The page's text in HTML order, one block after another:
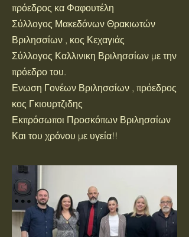
πρόεδρος κα Φαφουτέλη
Σύλλογος Μακεδόνων Θρακιωτών
Βριλησσίων , κος Κεχαγιάς
Σύλλογος Καλλινικη Βριλησσίων με την
πρόεδρο του.
Ενωση Γονέων Βριλησσίων , πρόεδρος
κος Γκιουρτζιδης
Εκπρόσωποι Προσκόπων Βριλησσίων
Και του χρόνου με υγεία!!